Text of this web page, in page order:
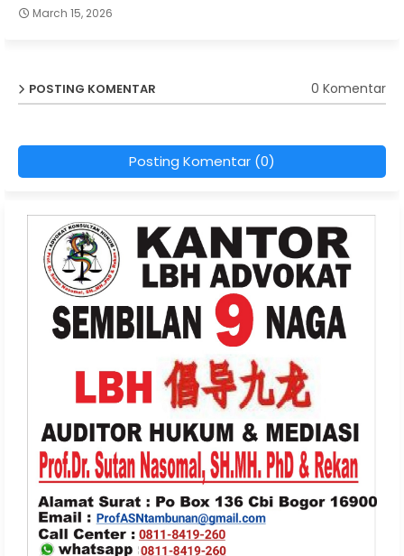
March 15, 2026
POSTING KOMENTAR 0 Komentar
Posting Komentar (0)